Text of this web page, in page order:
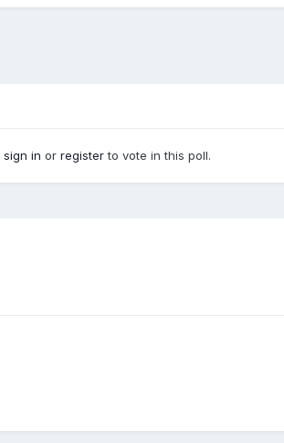
sign in or registerto vote in this poll.